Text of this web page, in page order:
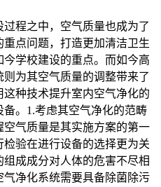
程之中，空气质量也成为了
点问题，打造更加清洁卫生
学校建设的重点。而如今高
为其空气质量的调整带来了
种技术提升室内空气净化的
。1.考虑其空气净化的范畴
气质量是其实施方案的第一
验在进行设备的选择更为关
成成分对人体的危害不尽相
气净化系统需要具备除菌除污